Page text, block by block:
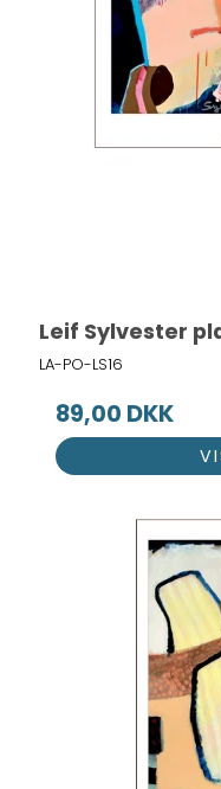
Leif Sylvester
LA-PO-LS16
89,00 DKK